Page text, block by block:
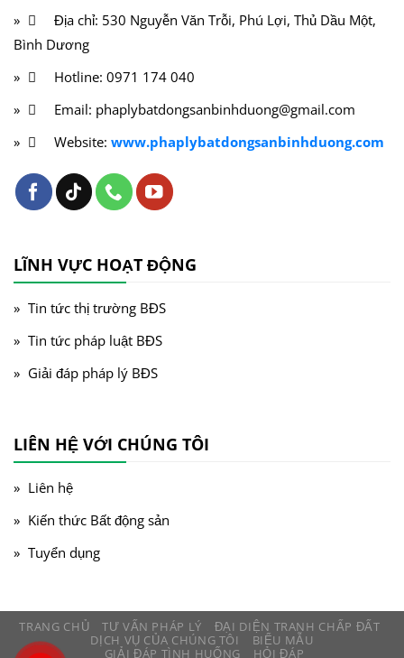
Địa chỉ: 530 Nguyễn Văn Trỗi, Phú Lợi, Thủ Dầu Một,
Bình Dương
Hotline: 0971 174 040
Email: phaplybatdongsanbinhduong@gmail.com
Website: www.phaplybatdongsanbinhduong.com
LĨNH VỰC HOẠT ĐỘNG
Tin tức thị trường BĐS
Tin tức pháp luật BĐS
Giải đáp pháp lý BĐS
LIÊN HỆ VỚI CHÚNG TÔI
Liên hệ
Kiến thức Bất động sản
Tuyển dụng
TRANG CHỦ TƯ VẤN PHÁP LÝ
ĐẠI DIỆN TRANH CHẤP ĐẤT
DỊCH VỤ CỦA CHÚNG TÔI
BIỂU MẪU
GIẢI ĐÁP TÌNH HUỐNG
HỎI ĐÁP